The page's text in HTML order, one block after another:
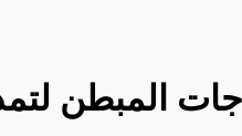
المبطن